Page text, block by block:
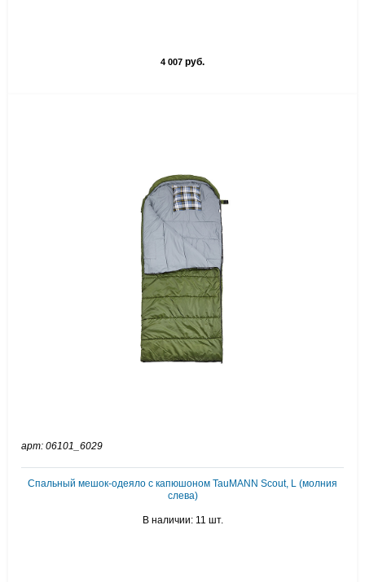
4 007 руб.
арт: 06101_6029
Спальный мешок-одеяло с капюшоном TauMANN Scout, L (молния
слева)
В наличии: 11 шт.